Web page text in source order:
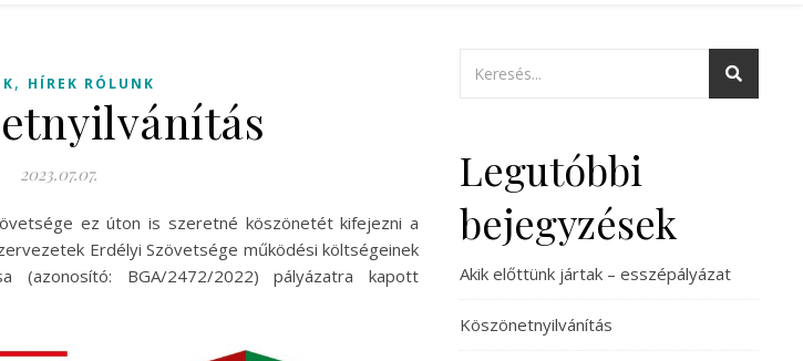
, HÍREK RÓLUNK
2023.07.07.
ez úton is szeretné köszönetét kifejezni a
Erdélyi Szövetsége működési költségeinek
(azonosító: BGA/2472/2022) pályázatra kapott
Legutóbbi
bejegyzések
Akik előttünk jártak – esszépályázat
Köszönetnyilvánítás